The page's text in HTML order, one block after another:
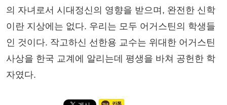
의 자녀로서 시대정신의 영향을 받으며, 완전한 신학
이란 지상에는 없다. 우리는 모두 어거스틴의 학생들
인 것이다. 작고하신 선한용 교수는 위대한 어거스틴
사상을 한국 교계에 알리는데 평생을 바쳐 공헌한 학
자였다.